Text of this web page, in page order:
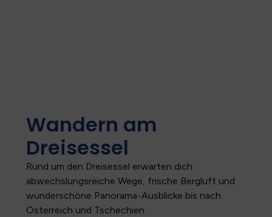
Wandern am
Dreisessel
Rund um den Dreisessel erwarten dich
abwechslungsreiche Wege, frische Bergluft und
wunderschöne Panorama-Ausblicke bis nach
Österreich und Tschechien.